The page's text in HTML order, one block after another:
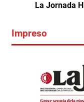
La Jornada
Impreso